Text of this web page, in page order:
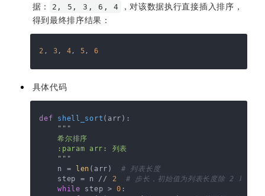
据：
2, 5, 3, 6, 4
，对该数据执行直接插入排序，
得到最终排序结果：
2 , 3, 4, 5, 6
具体代码
def shell_sort ( arr ):
"""
    希尔排序
    :param arr: 列表
    """
    n =
len (arr) # 列表长度
    step = n //
2
# 步长，初始值为列表长度除 2 取整
while step > 0 :